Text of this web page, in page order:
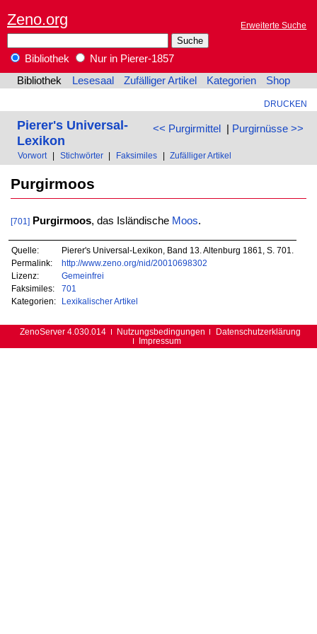
Zeno.org Erweiterte Suche
Bibliothek
Nur in Pierer-1857
Bibliothek
Lesesaal Zufälliger Artikel Kategorien Shop
DRUCKEN
<< Purgirmittel| Purgirnüsse >>
Pierer's Universal-
Lexikon
Vorwort Stichwörter Faksimiles Zufälliger Artikel
Purgirmoos
[701] Purgirmoos, das Isländische Moos.
Quelle:
Pierer's Universal-Lexikon, Band 13. Altenburg 1861, S. 701.
Permalink:
http://www.zeno.org/nid/20010698302
Lizenz:
Gemeinfrei
Faksimiles:
701
Kategorien:
Lexikalischer Artikel
ZenoServer 4.030.014 Nutzungsbedingungen
Datenschutzerklärung
Impressum